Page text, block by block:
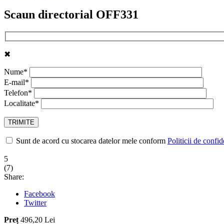
Scaun directorial OFF331
✖
Nume*
E-mail*
Telefon*
Localitate*
Sunt de acord cu stocarea datelor mele conform Politicii de
5
(7)
Share:
Facebook
Twitter
Preț 496,20 Lei